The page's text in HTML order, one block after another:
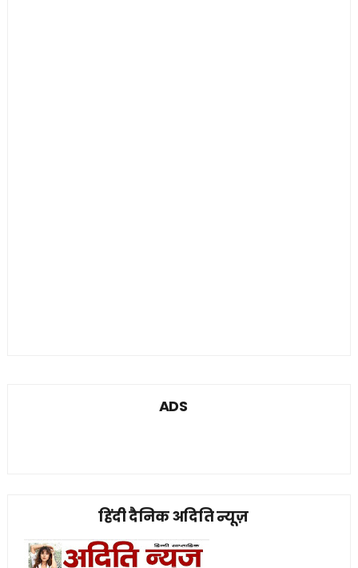
ADS
हिंदी दैनिक अदिति न्यूज़